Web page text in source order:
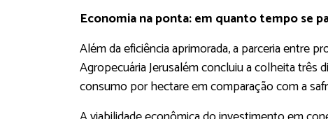
Economia na ponta: em quanto tempo se
Além da eficiência aprimorada, a parceria entre
Agropecuária Jerusalém concluiu a colheita
consumo por hectare em comparação com a